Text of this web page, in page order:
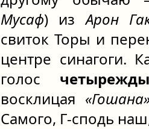
Мусаф) изАрон
свиток Торы и
центре синагоги.
голос четырежды
восклицая
Самого, Г-сподь